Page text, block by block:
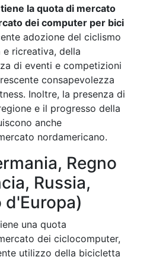
la quota di mercato
dei computer per bici
adozione del ciclismo
ricreativa, della
di eventi e competizioni
consapevolezza
Inoltre, la presenza di
e il progresso della
anche
nordamericano.
Regno
Russia,
d'Europa)
una quota
dei ciclocomputer,
utilizzo della bicicletta